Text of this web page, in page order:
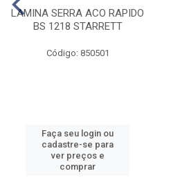
LAMINA SERRA ACO RAPIDO
BS 1218 STARRETT
Código: 850501
Faça seu login ou
cadastre-se para
ver preços e
comprar